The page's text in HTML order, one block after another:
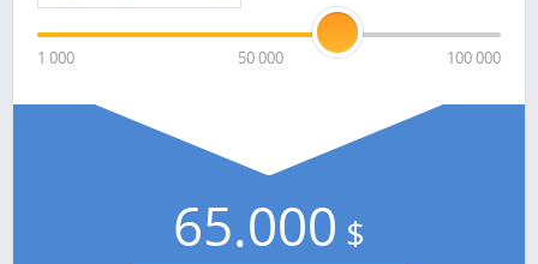
1 000 50 000 100 000
65.000 $